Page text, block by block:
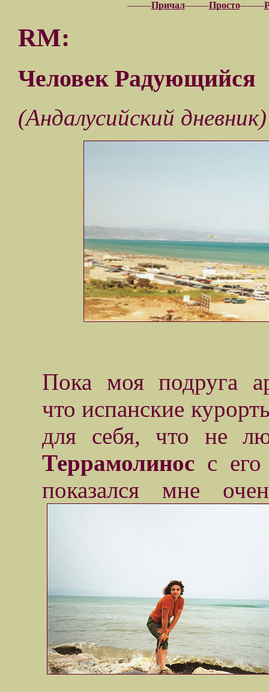
–––––Причал–––––Просто–––––
RM:
Человек Радующийся
(Андалусийский дневник)
Пока моя подруга
что испанские
для себя, что не
Террамолинос с
показался мне